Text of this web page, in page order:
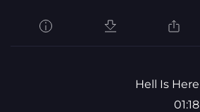
Hell Is Here
01:18